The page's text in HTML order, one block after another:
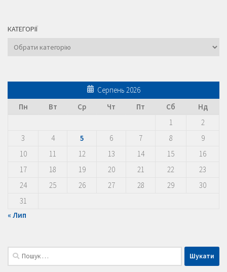
КАТЕГОРІЇ
Категорії
Серпень 2026
Пн
Вт Ср Чт Пт Сб
Нд
1
2
3
4 5 6 7 8
9
10
11 12 13 14 15
16
17
18 19 20 21 22
23
24
25 26 27 28 29
30
31
« Лип
Пошук: